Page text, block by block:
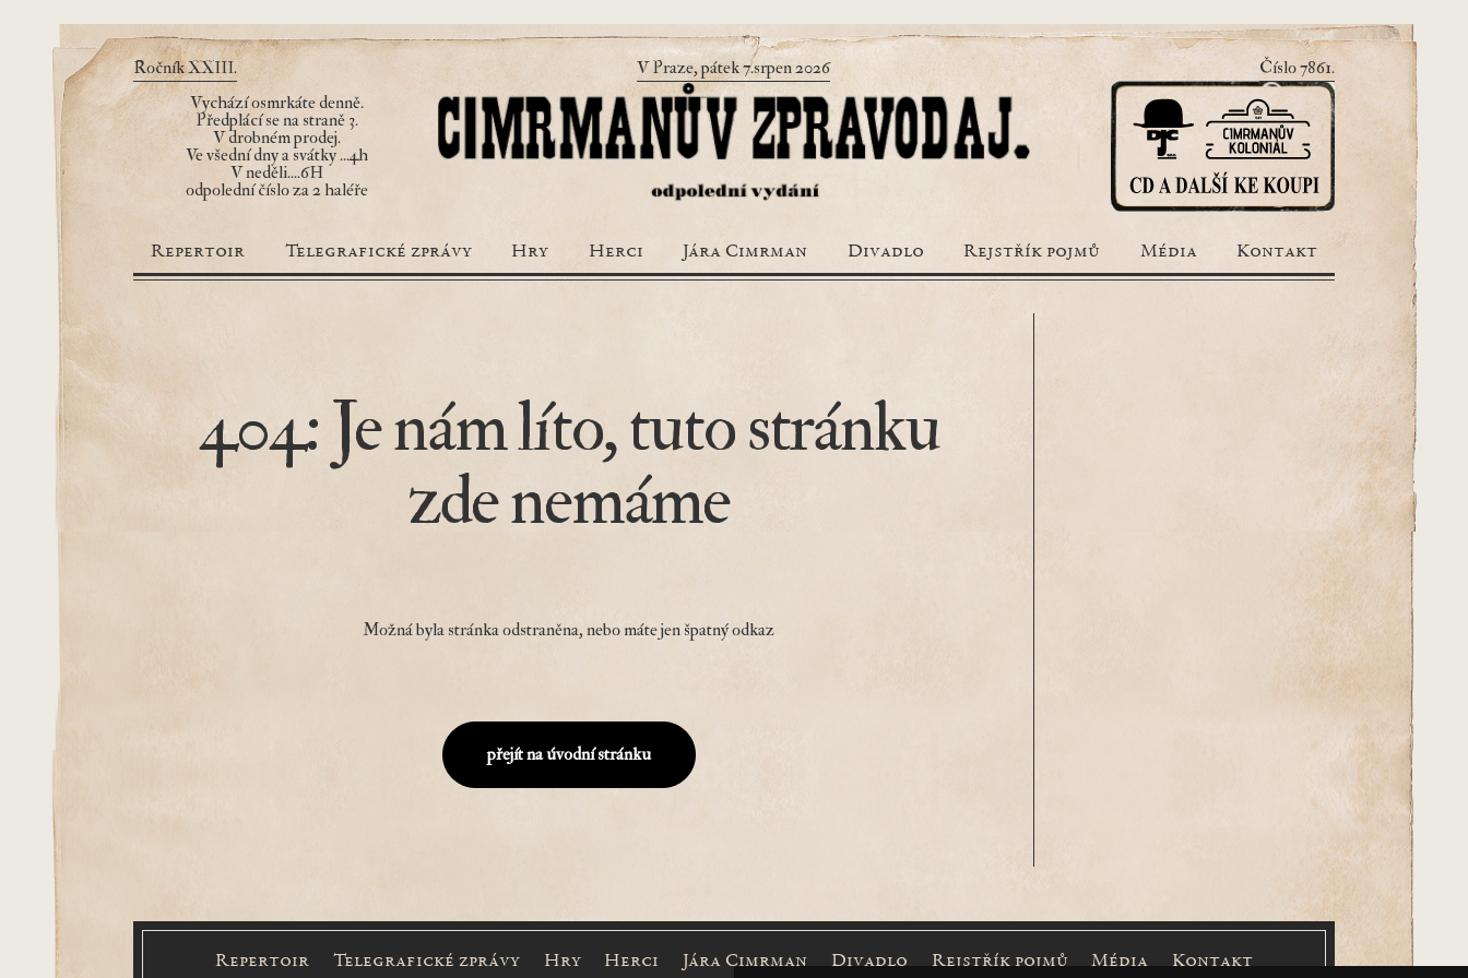
Ročník XXIII. V Praze, pátek 7.srpen 2026
Číslo 7861.
Vychází osmrkáte denně.
Předplácí se na straně 3.
V drobném prodej.
Ve všední dny a svátky ...4h
V neděli....6H
odpolední číslo za 2 haléře
Repertoir Telegrafické zprávy Hry Herci Jára Cimrman Divadlo Rejstřík pojmů Média Kontakt
404: Je nám líto, tuto stránku
zde nemáme
Možná byla stránka odstraněna, nebo máte jen špatný odkaz
přejít na úvodní stránku
Repertoir Telegrafické zprávy Hry Herci Jára Cimrman Divadlo Rejstřík pojmů Média Kontakt